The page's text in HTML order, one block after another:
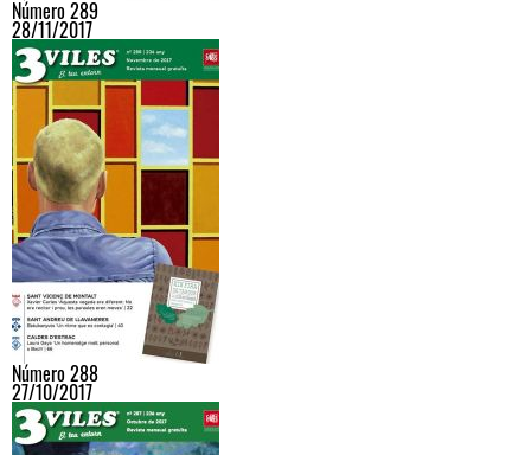
Número 289
28/11/2017
Número 288
27/10/2017